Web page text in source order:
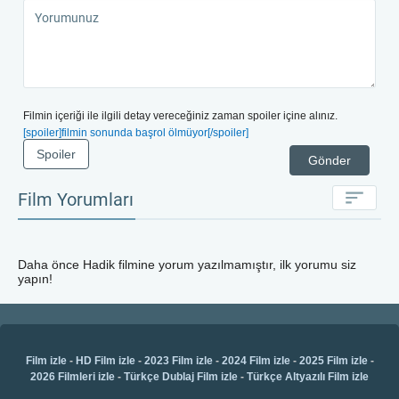
işlendiği bir film arıyorsanız, bu film tam size göre.
sağlayacaktır.
Filmin içeriği ile ilgili detay vereceğiniz zaman spoiler içine alınız.
[spoiler]filmin sonunda başrol ölmüyor[/spoiler]
Gönder
Spoiler
Film Yorumları
Daha önce Hadik filmine yorum yazılmamıştır, ilk yorumu siz
yapın!
Film izle- HD Film izle- 2023 Film izle- 2024 Film izle- 2025 Film izle-
2026 Filmleri izle - Türkçe Dublaj Film izle - Türkçe Altyazılı Film izle